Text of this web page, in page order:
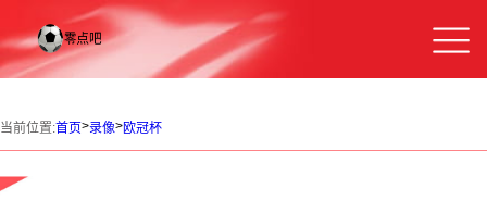
当前位置:首页>录像>欧冠杯